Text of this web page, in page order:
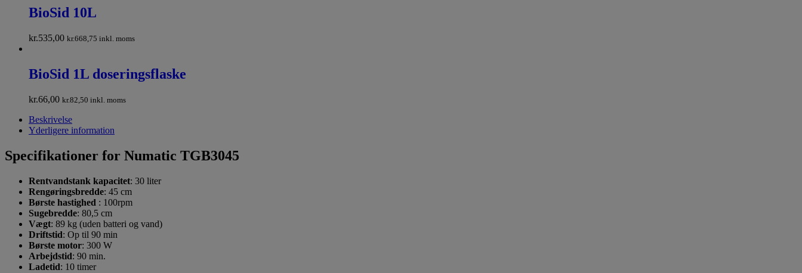
BioSid 10L
kr.535,00 kr.668,75 inkl. moms
BioSid 1L doseringsflaske
kr.66,00 kr.82,50 inkl. moms
Beskrivelse
Yderligere information
Specifikationer for Numatic TGB3045
Rentvandstank kapacitet: 30 liter
Rengøringsbredde: 45 cm
Børste hastighed : 100rpm
Sugebredde: 80,5 cm
Vægt: 89 kg (uden batteri og vand)
Driftstid: Op til 90 min
Børste motor: 300 W
Arbejdstid: 90 min.
Ladetid: 10 timer